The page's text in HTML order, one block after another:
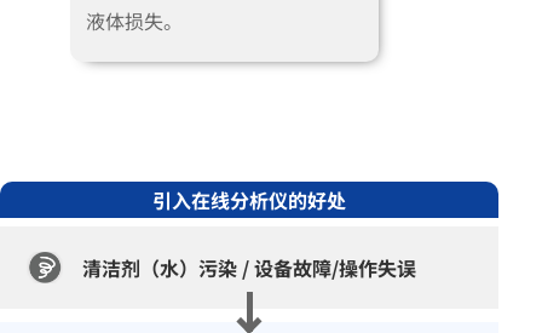
液体损失。
引入在线分析仪的好处
清洁剂（水）污染 /设备故障/操作失误